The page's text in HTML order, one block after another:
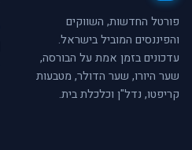
פורטל החדשות, השווקים
והפיננסים המוביל בישראל.
עדכונים בזמן אמת על הבורסה,
שער היורו, שער הדולר, מטבעות
קריפטו, נדל"ן וכלכלת בית.